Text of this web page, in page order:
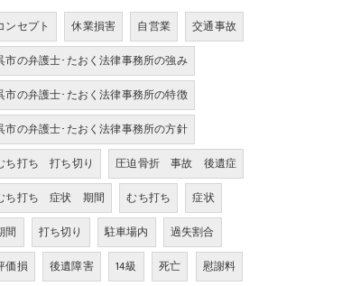
ンセプト 休業損害 自営業
交通事故
市の弁護士･たおく法律事務所の強み
市の弁護士･たおく法律事務所の特徴
市の弁護士･たおく法律事務所の方針
ち打ち 打ち切り
圧迫骨折 事故 後遺症
ち打ち 症状 期間
むち打ち
症状
間
打ち切り 駐車場内
過失割合
価損
後遺障害 14級 死亡
慰謝料